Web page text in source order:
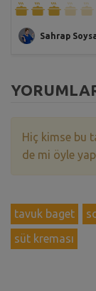
Sahrap
Hiç kimse bu
de mi öyle
tavuk baget
süt kreması